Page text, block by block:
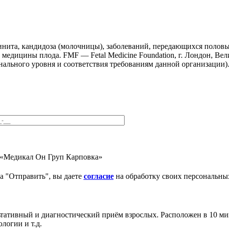
кандидоза (молочницы), заболеваний, передающихся
плода. FMF — Fetal Medicine Foundation, г. Лондон,
уровня и соответствия требованиям данной
Он Груп Карповка»
"Отправить", вы даете согласиена обработку своих
и диагностический приём взрослых. Расположен в 10
и т.д.